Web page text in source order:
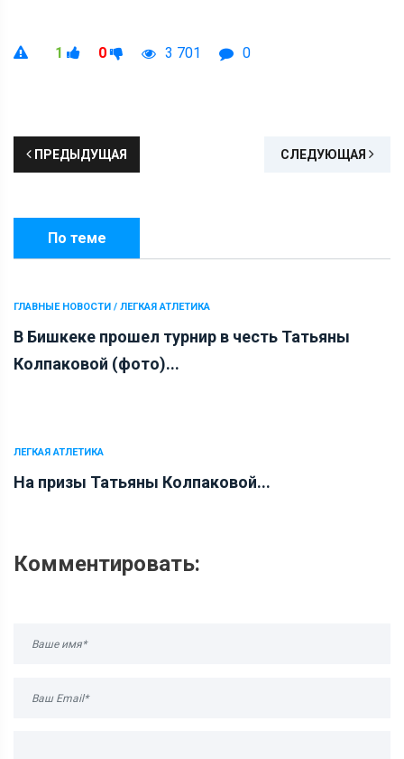
1 0 3 701 0
ПРЕДЫДУЩАЯ СЛЕДУЮЩАЯ
По теме
ГЛАВНЫЕ НОВОСТИ / ЛЕГКАЯ АТЛЕТИКА
В Бишкеке прошел турнир в честь Татьяны
Колпаковой (фото)...
ЛЕГКАЯ АТЛЕТИКА
На призы Татьяны Колпаковой...
Комментировать: